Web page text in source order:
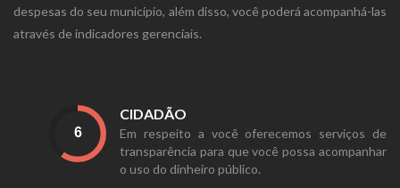
despesas do seu município, além disso, você poderá acompanhá-las
através de indicadores gerenciais.
CIDADÃO
Em respeito a você oferecemos serviços de
transparência para que você possa acompanhar
o uso do dinheiro público.